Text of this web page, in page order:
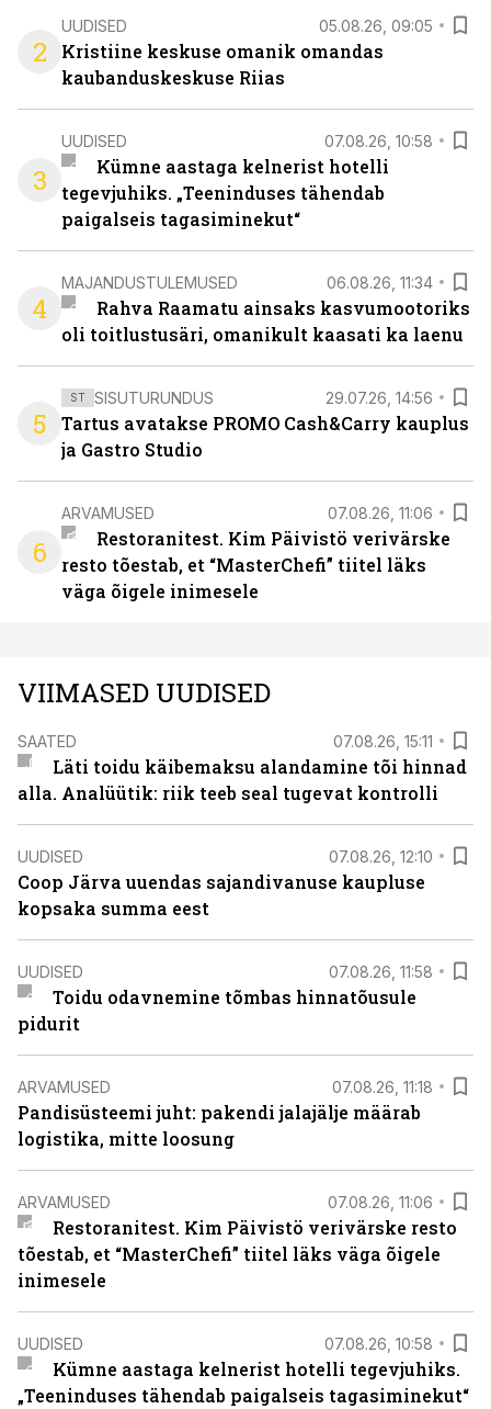
2
UUDISED 05.08.26, 09:05
Kristiine keskuse omanik omandas
kaubanduskeskuse Riias
3
UUDISED 07.08.26, 10:58
Kümne aastaga kelnerist hotelli
tegevjuhiks. „Teeninduses tähendab
paigalseis tagasiminekut“
4
MAJANDUSTULEMUSED 06.08.26, 11:34
Rahva Raamatu ainsaks kasvumootoriks
oli toitlustusäri, omanikult kaasati ka laenu
5
ST SISUTURUNDUS 29.07.26, 14:56
Tartus avatakse PROMO Cash&Carry kauplus
ja Gastro Studio
6
ARVAMUSED 07.08.26, 11:06
Restoranitest. Kim Päivistö verivärske
resto tõestab, et “MasterChefi” tiitel läks
väga õigele inimesele
VIIMASED UUDISED
SAATED 07.08.26, 15:11
Läti toidu käibemaksu alandamine tõi hinnad
alla. Analüütik: riik teeb seal tugevat kontrolli
UUDISED 07.08.26, 12:10
Coop Järva uuendas sajandivanuse kaupluse
kopsaka summa eest
UUDISED 07.08.26, 11:58
Toidu odavnemine tõmbas hinnatõusule
pidurit
ARVAMUSED 07.08.26, 11:18
Pandisüsteemi juht: pakendi jalajälje määrab
logistika, mitte loosung
ARVAMUSED 07.08.26, 11:06
Restoranitest. Kim Päivistö verivärske resto
tõestab, et “MasterChefi” tiitel läks väga õigele
inimesele
UUDISED 07.08.26, 10:58
Kümne aastaga kelnerist hotelli tegevjuhiks.
„Teeninduses tähendab paigalseis tagasiminekut“